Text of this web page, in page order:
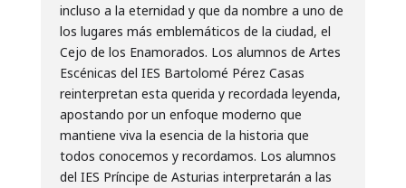
incluso a la eternidad y que da nombre a uno de
los lugares más emblemáticos de la ciudad, el
Cejo de los Enamorados. Los alumnos de Artes
Escénicas del IES Bartolomé Pérez Casas
reinterpretan esta querida y recordada leyenda,
apostando por un enfoque moderno que
mantiene viva la esencia de la historia que
todos conocemos y recordamos. Los alumnos
del IES Príncipe de Asturias interpretarán a las